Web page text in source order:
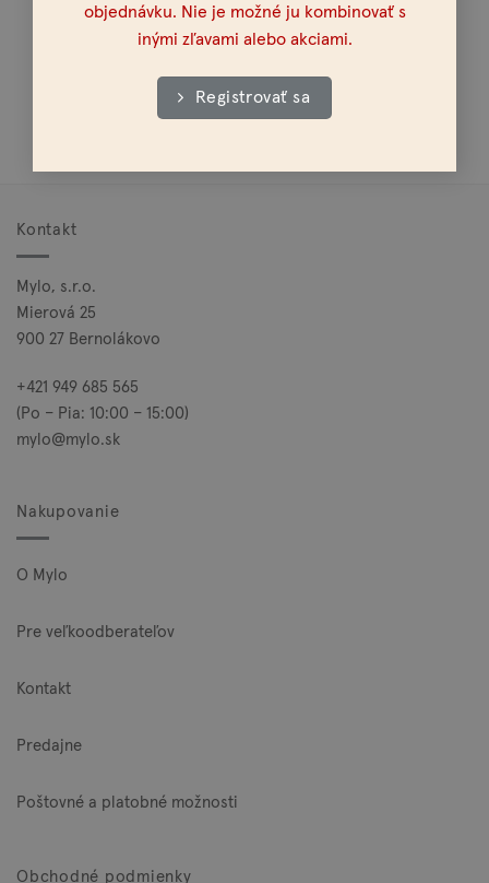
objednávku. Nie je možné ju kombinovať s
inými zľavami alebo akciami.
Registrovať sa
Doprava nad 100€ zadarmo
Kontakt
Mylo, s.r.o.
Mierová 25
900 27 Bernolákovo
+421 949 685 565
(Po – Pia: 10:00 – 15:00)
mylo@mylo.sk
Nakupovanie
O Mylo
Pre veľkoodberateľov
Kontakt
Predajne
Poštovné a platobné možnosti
Obchodné podmienky